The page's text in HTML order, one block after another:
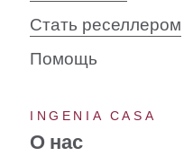
Стать реселлером
Помощь
INGENIA CASA
О нас